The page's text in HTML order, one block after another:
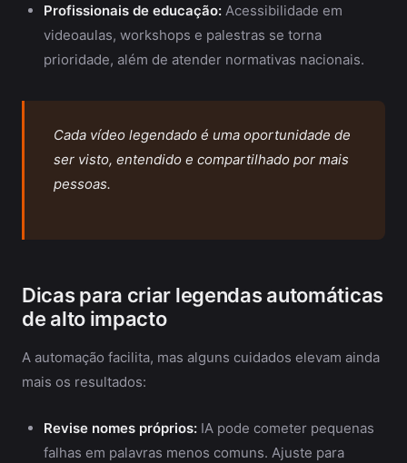
Profissionais de educação: Acessibilidade em
videoaulas, workshops e palestras se torna
prioridade, além de atender normativas nacionais.
Cada vídeo legendado é uma oportunidade de
ser visto, entendido e compartilhado por mais
pessoas.
Dicas para criar legendas automáticas
de alto impacto
A automação facilita, mas alguns cuidados elevam ainda
mais os resultados:
Revise nomes próprios: IA pode cometer pequenas
falhas em palavras menos comuns. Ajuste para